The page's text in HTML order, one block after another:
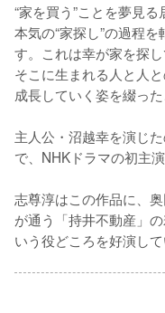
“家を買う”ことを夢見
本気の“家探し”の過程
す。これは幸が家を探
そこに生まれる人と人
成長していく姿を綴っ
主人公・沼越幸を演じ
で、NHKドラマの初主
志尊淳はこの作品に、
が通う「持井不動産」
いう役どころを好演して